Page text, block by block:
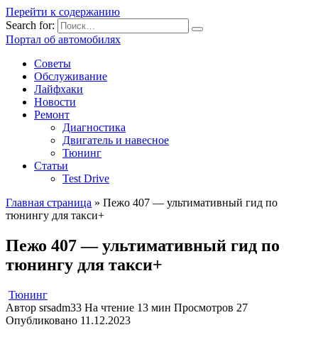
Перейти к содержанию
Search for:
Портал об автомобилях
Советы
Обслуживание
Лайфхаки
Новости
Ремонт
Диагностика
Двигатель и навесное
Тюнинг
Статьи
Test Drive
Главная страница » Пежо 407 — ультимативный гид по
тюнингу для такси+
Пежо 407 — ультимативный гид по
тюнингу для такси+
Тюнинг
Автор srsadm33 На чтение 13 мин Просмотров 27
Опубликовано 11.12.2023